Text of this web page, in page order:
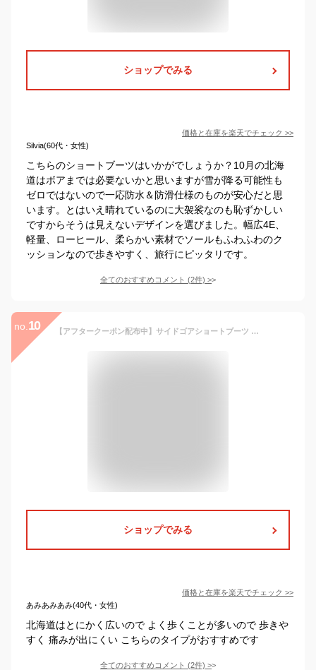
ショップでみる
価格と在庫を楽天でチェック >>
Silvia(60代・女性)
こちらのショートブーツはいかがでしょうか？10月の北海
道はボアまでは必要ないかと思いますが雪が降る可能性も
ゼロではないので一応防水＆防滑仕様のものが安心だと思
います。とはいえ晴れているのに大袈裟なのも恥ずかしい
ですからそうは見えないデザインを選びました。幅広4E、
軽量、ローヒール、柔らかい素材でソールもふわふわのク
ッションなので歩きやすく、旅行にピッタリです。
全てのおすすめコメント (2件) >
no. 10 【アフタークーポン配布中】サイドゴアショートブーツ ブラック レディース ローヒール ヒール 歩きやすい 痛くない ブーツ黒 【送料無料※北海道・沖縄は送料が900円追加】Brignton
ショップでみる
価格と在庫を楽天でチェック >>
あみあみあみ(40代・女性)
北海道はとにかく広いので よく歩くことが多いので 歩きや
すく 痛みが出にくい こちらのタイプがおすすめです
全てのおすすめコメント (2件) >